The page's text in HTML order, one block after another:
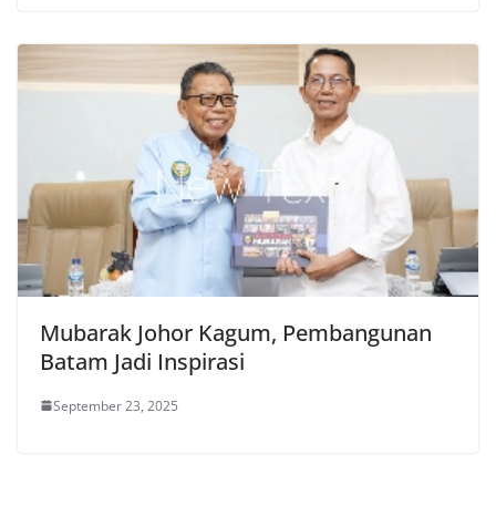
Mubarak Johor Kagum, Pembangunan
Batam Jadi Inspirasi
September 23, 2025